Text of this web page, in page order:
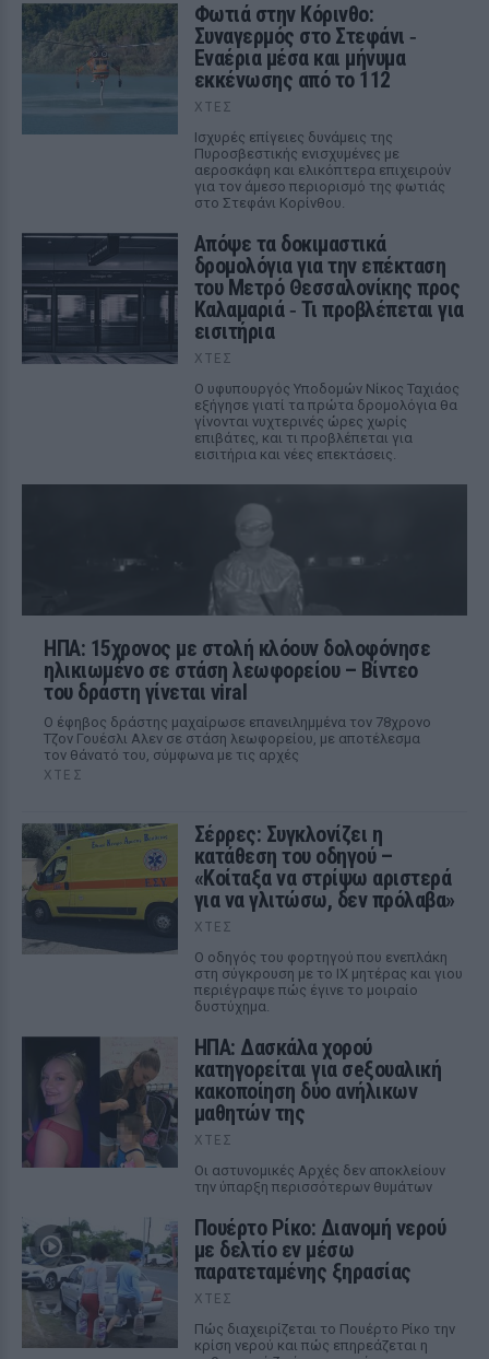
Φωτιά στην Κόρινθο:
Συναγερμός στο Στεφάνι ‑
Εναέρια μέσα και μήνυμα
εκκένωσης από το 112
ΧΤΕΣ
Ισχυρές επίγειες δυνάμεις της
Πυροσβεστικής ενισχυμένες με
αεροσκάφη και ελικόπτερα επιχειρούν
για τον άμεσο περιορισμό της φωτιάς
στο Στεφάνι Κορίνθου.
Απόψε τα δοκιμαστικά
δρομολόγια για την επέκταση
του Μετρό Θεσσαλονίκης προς
Καλαμαριά ‑ Τι προβλέπεται για
εισιτήρια
ΧΤΕΣ
Ο υφυπουργός Υποδομών Νίκος Ταχιάος
εξήγησε γιατί τα πρώτα δρομολόγια θα
γίνονται νυχτερινές ώρες χωρίς
επιβάτες, και τι προβλέπεται για
εισιτήρια και νέες επεκτάσεις.
ΗΠΑ: 15χρονος με στολή κλόουν δολοφόνησε
ηλικιωμένο σε στάση λεωφορείου – Βίντεο
του δράστη γίνεται viral
Ο έφηβος δράστης μαχαίρωσε επανειλημμένα τον 78χρονο
Τζον Γουέσλι Αλεν σε στάση λεωφορείου, με αποτέλεσμα
τον θάνατό του, σύμφωνα με τις αρχές
ΧΤΕΣ
Σέρρες: Συγκλονίζει η
κατάθεση του οδηγού –
«Κοίταξα να στρίψω αριστερά
για να γλιτώσω, δεν πρόλαβα»
ΧΤΕΣ
Ο οδηγός του φορτηγού που ενεπλάκη
στη σύγκρουση με το ΙΧ μητέρας και γιου
περιέγραψε πώς έγινε το μοιραίο
δυστύχημα.
ΗΠΑ: Δασκάλα χορού
κατηγορείται για σeξουαλική
κακοποίηση δύο ανήλικων
μαθητών της
ΧΤΕΣ
Οι αστυνομικές Αρχές δεν αποκλείουν
την ύπαρξη περισσότερων θυμάτων
Πουέρτο Ρίκο: Διανομή νερού
με δελτίο εν μέσω
παρατεταμένης ξηρασίας
ΧΤΕΣ
Πώς διαχειρίζεται το Πουέρτο Ρίκο την
κρίση νερού και πώς επηρεάζεται η